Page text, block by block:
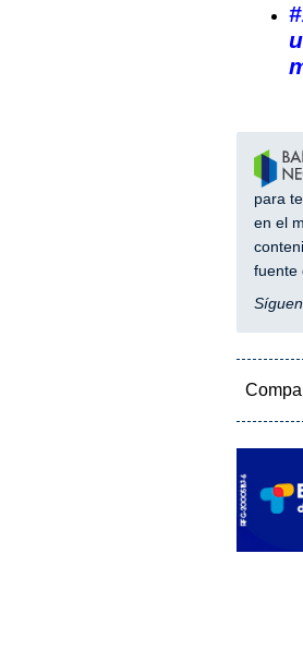
para
en el
fuente